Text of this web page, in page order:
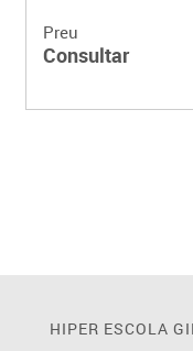
Preu
Consultar
HIPER ESCOLA